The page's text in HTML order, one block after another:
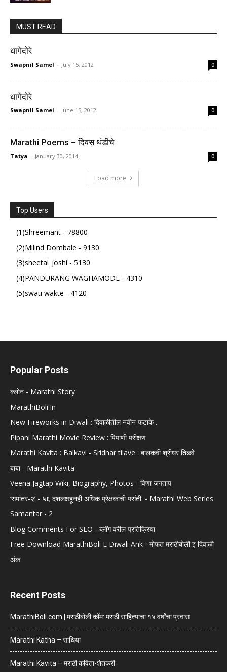
MUST READ
धागेदोरे
Swapnil Samel - July 15, 2012 0
धागेदोरे
Swapnil Samel - June 15, 2012 0
Marathi Poems – दिवस थंडीचे
Tatya - January 30, 2014 0
Load more
Top Users
(1)Shreemant - 78800
(2)Milind Dombale - 9130
(3)sheetal_joshi - 5130
(4)PANDURANG WAGHAMODE - 4310
(5)swati wakte - 4120
Popular Posts
क्लोन - Marathi Story
MarathiBoli.In
New Fireworks in Diwali : दिवाळीतील नवीन फटाके ..
Pipani Marathi Movie Review : पिपाणी परीक्षण
Marathi Kavita : Balkavi - Sridhar tilave : बालकवी श्रीधर तिळवे
बाबा - Marathi Kavita
Veena Jagtap Wiki, Biography, Photos - विणा जगताप
‘समांतर-२’ - ५६ दशलक्षहूनही अधिक प्रेक्षकांची पसंती. - Marathi Web Series
Samantar - 2
Blog Comments For SEO - ब्लॉग वरील प्रतिक्रिया
Free Download MarathiBoli E Diwali Ank - मोफत मराठीबोली इ दिवाळी
अंक
Recent Posts
MarathiBoli.com | मराठीबोली.कॉम: मराठी साहित्याचा १४ वर्षांचा प्रवास
Marathi Katha – साथिया
Marathi Kavita – मराठी कविता-शेतकरी